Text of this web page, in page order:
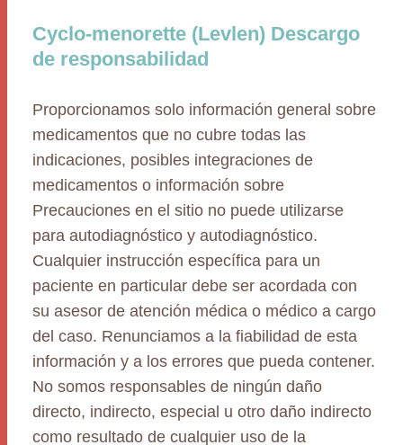
Cyclo-menorette (Levlen) Descargo
de responsabilidad
Proporcionamos solo información general sobre
medicamentos que no cubre todas las
indicaciones, posibles integraciones de
medicamentos o información sobre
Precauciones en el sitio no puede utilizarse
para autodiagnóstico y autodiagnóstico.
Cualquier instrucción específica para un
paciente en particular debe ser acordada con
su asesor de atención médica o médico a cargo
del caso. Renunciamos a la fiabilidad de esta
información y a los errores que pueda contener.
No somos responsables de ningún daño
directo, indirecto, especial u otro daño indirecto
como resultado de cualquier uso de la